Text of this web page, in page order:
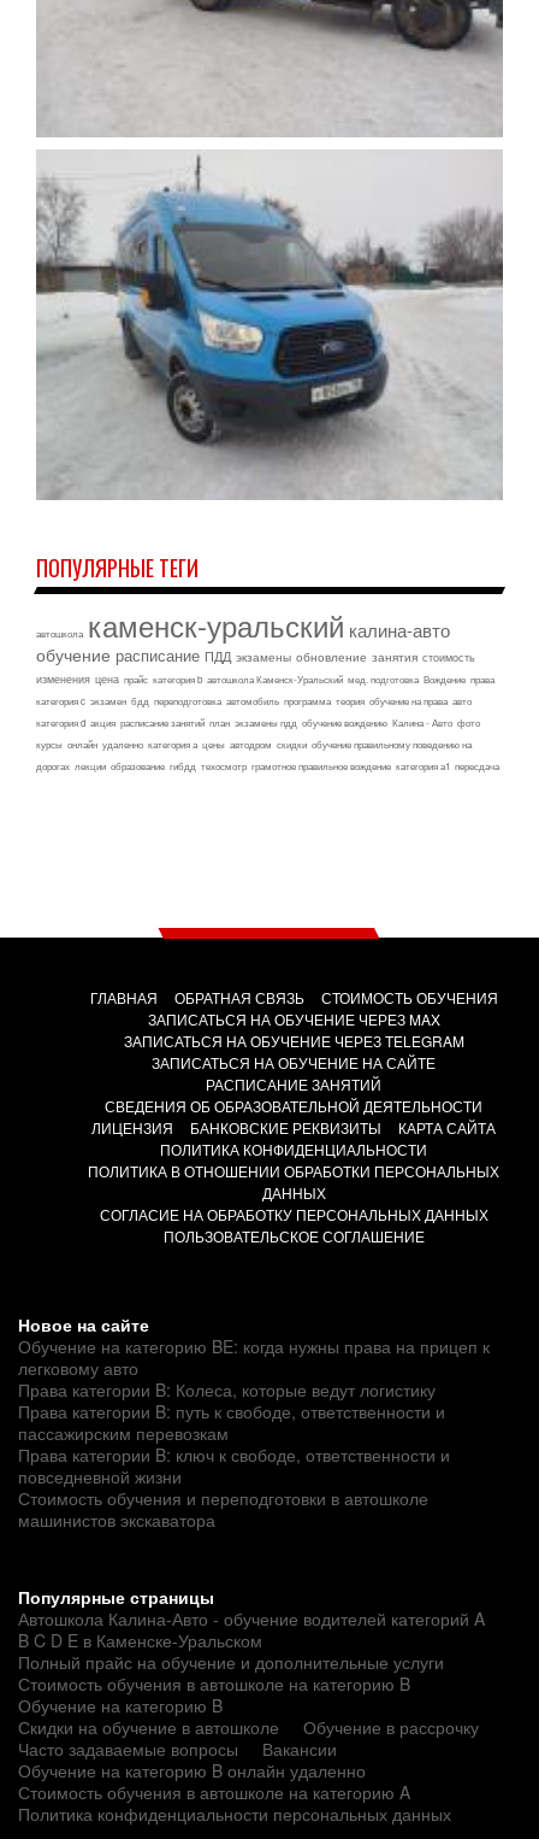
ПОПУЛЯРНЫЕ ТЕГИ
автошкола каменск-уральский калина-авто
обучение расписание ПДД экзамены обновление занятия стоимость
изменения цена прайс категория b автошкола Каменск-Уральский мед. подготовка Вождение права
категория c экзамен бдд переподготовка автомобиль программа теория обучение на права авто
категория d акция расписание занятий план экзамены пдд обучение вождению Калина - Авто фото
курсы онлайн удаленно категория а цены автодром скидки обучение правильному поведению на
дорогах лекции образование гибдд техосмотр грамотное правильное вождение категория а1 пересдача
ГЛАВНАЯ ОБРАТНАЯ СВЯЗЬ
СТОИМОСТЬ ОБУЧЕНИЯ
ЗАПИСАТЬСЯ НА ОБУЧЕНИЕ ЧЕРЕЗ MAX
ЗАПИСАТЬСЯ НА ОБУЧЕНИЕ ЧЕРЕЗ TELEGRAM
ЗАПИСАТЬСЯ НА ОБУЧЕНИЕ НА САЙТЕ
РАСПИСАНИЕ ЗАНЯТИЙ
СВЕДЕНИЯ ОБ ОБРАЗОВАТЕЛЬНОЙ ДЕЯТЕЛЬНОСТИ
ЛИЦЕНЗИЯ
БАНКОВСКИЕ РЕКВИЗИТЫ
КАРТА САЙТА
ПОЛИТИКА КОНФИДЕНЦИАЛЬНОСТИ
ПОЛИТИКА В ОТНОШЕНИИ ОБРАБОТКИ ПЕРСОНАЛЬНЫХ
ДАННЫХ
СОГЛАСИЕ НА ОБРАБОТКУ ПЕРСОНАЛЬНЫХ ДАННЫХ
ПОЛЬЗОВАТЕЛЬСКОЕ СОГЛАШЕНИЕ
Новое на сайте
Обучение на категорию BE: когда нужны права на прицеп к
легковому авто
Права категории B: Колеса, которые ведут логистику
Права категории B: путь к свободе, ответственности и
пассажирским перевозкам
Права категории B: ключ к свободе, ответственности и
повседневной жизни
Стоимость обучения и переподготовки в автошколе
машинистов экскаватора
Популярные страницы
Автошкола Калина-Авто - обучение водителей категорий A
B C D E в Каменске-Уральском
Полный прайс на обучение и дополнительные услуги
Стоимость обучения в автошколе на категорию B
Обучение на категорию B
Скидки на обучение в автошколе
Обучение в рассрочку
Часто задаваемые вопросы
Вакансии
Обучение на категорию B онлайн удаленно
Стоимость обучения в автошколе на категорию A
Политика конфиденциальности персональных данных